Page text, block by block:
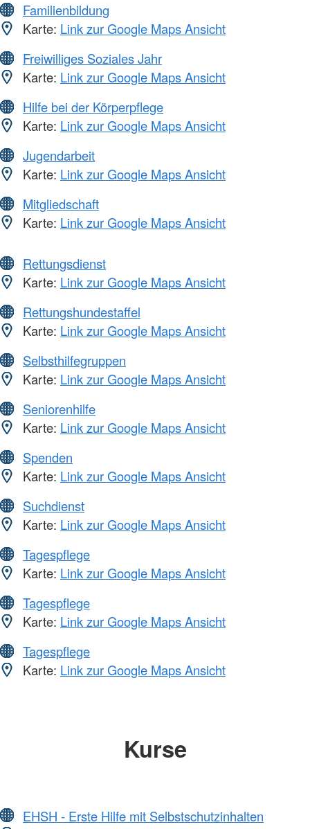
Familienbildung
Karte: Link zur Google Maps Ansicht
Freiwilliges Soziales Jahr
Karte: Link zur Google Maps Ansicht
Hilfe bei der Körperpflege
Karte: Link zur Google Maps Ansicht
Jugendarbeit
Karte: Link zur Google Maps Ansicht
Mitgliedschaft
Karte: Link zur Google Maps Ansicht
Rettungsdienst
Karte: Link zur Google Maps Ansicht
Rettungshundestaffel
Karte: Link zur Google Maps Ansicht
Selbsthilfegruppen
Karte: Link zur Google Maps Ansicht
Seniorenhilfe
Karte: Link zur Google Maps Ansicht
Spenden
Karte: Link zur Google Maps Ansicht
Suchdienst
Karte: Link zur Google Maps Ansicht
Tagespflege
Karte: Link zur Google Maps Ansicht
Tagespflege
Karte: Link zur Google Maps Ansicht
Tagespflege
Karte: Link zur Google Maps Ansicht
Kurse
EHSH - Erste Hilfe mit Selbstschutzinhalten